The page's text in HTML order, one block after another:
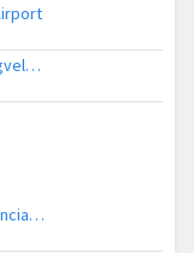
Politiehelikopter naar Amsterdam Vliegveld Schiphol
Politiehelikopter naar Zijderveld, Provincialeweg